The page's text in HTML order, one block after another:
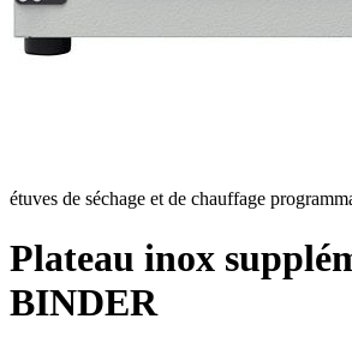
étuves de séchage et de chauffage
Plateau inox
BINDER